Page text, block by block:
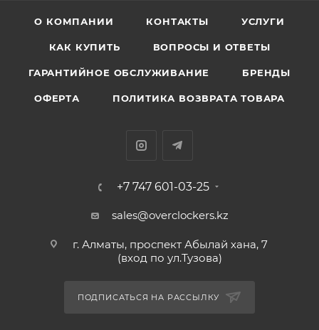
О КОМПАНИИ КОНТАКТЫ УСЛУГИ
КАК КУПИТЬ ВОПРОСЫ И ОТВЕТЫ
ГАРАНТИЙНОЕ ОБСЛУЖИВАНИЕ БРЕНДЫ
ОФЕРТА ПОЛИТИКА ВОЗВРАТА ТОВАРА
+7 747 601-03-25
sales@overclockers.kz
г. Алматы, проспект Абылай хана, 7
(вход по ул.Тузова)
ПОДПИСАТЬСЯ НА РАССЫЛКУ